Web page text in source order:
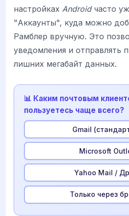
настройках Androidчасто
"Аккаунты", куда можно
Рамблер вручную. Это
уведомления и отправлять
лишних мегабайт данных.
📊 Каким почтовым
пользуетесь чаще всего?
Gmail
Microsoft
Yahoo Mail /
Только через